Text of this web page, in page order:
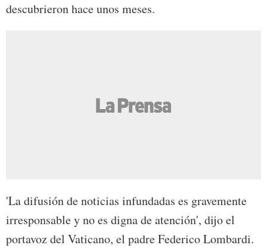
descubrieron hace unos meses.
'La difusión de noticias infundadas es gravemente
irresponsable y no es digna de atención', dijo el
portavoz del Vaticano, el padre Federico Lombardi.